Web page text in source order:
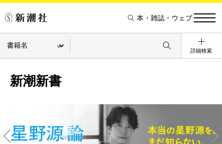
本・雑誌・ウェブ
詳細検索
新潮新書